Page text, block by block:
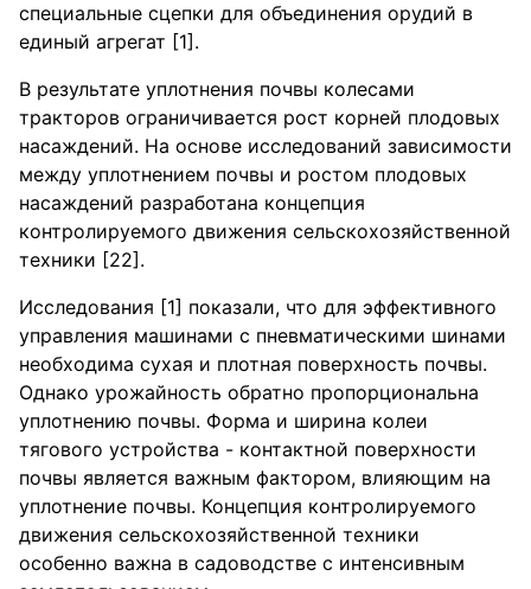
специальные сцепки для объединения орудий в
единый агрегат [1].
В результате уплотнения почвы колесами
тракторов ограничивается рост корней плодовых
насаждений. На основе исследований зависимости
между уплотнением почвы и ростом плодовых
насаждений разработана концепция
контролируемого движения сельскохозяйственной
техники [22].
Исследования [1] показали, что для эффективного
управления машинами с пневматическими шинами
необходима сухая и плотная поверхность почвы.
Однако урожайность обратно пропорциональна
уплотнению почвы. Форма и ширина колеи
тягового устройства - контактной поверхности
почвы является важным фактором, влияющим на
уплотнение почвы. Концепция контролируемого
движения сельскохозяйственной техники
особенно важна в садоводстве с интенсивным